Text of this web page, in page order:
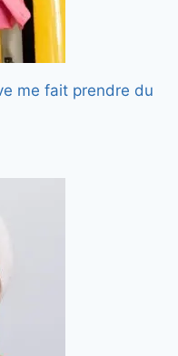
me fait prendre du